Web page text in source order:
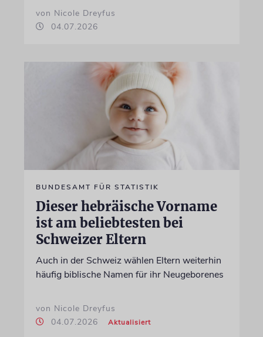
von Nicole Dreyfus
04.07.2026
BUNDESAMT FÜR STATISTIK
Dieser hebräische Vorname
ist am beliebtesten bei
Schweizer Eltern
Auch in der Schweiz wählen Eltern weiterhin
häufig biblische Namen für ihr Neugeborenes
von Nicole Dreyfus
04.07.2026
Aktualisiert